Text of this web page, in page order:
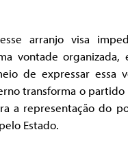
arranjo visa
vontade organizada,
de expressar essa
transforma o
a representação do
Estado.